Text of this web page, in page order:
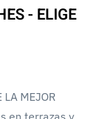
- ELIGE
LA MEJOR
en terrazas y